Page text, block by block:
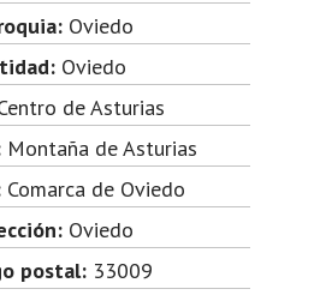
Oviedo
Oviedo
de Asturias
Montaña de Asturias
Comarca de Oviedo
Oviedo
postal:33009